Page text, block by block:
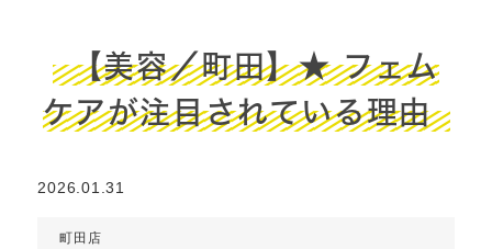
【美容／町田】★ フェム
ケアが注目されている理由
2026.01.31
町田店